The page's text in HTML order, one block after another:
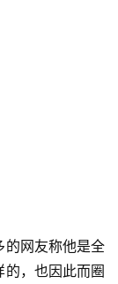
的网友称他是全
，也因此而圈